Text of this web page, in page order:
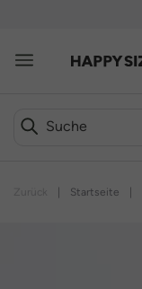
Startseite